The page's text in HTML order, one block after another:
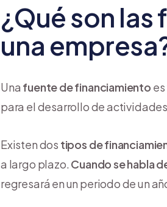
¿Qué son
una
Una fuente de financiamiento
para el desarrollo de
Existen dos tipos de
a largo plazo. Cuando se habla
regresará en un periodo de un